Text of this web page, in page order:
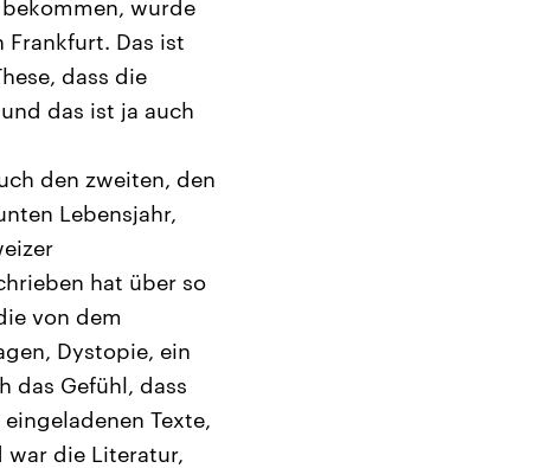
wurde
Frankfurt. Das ist
dass die
das ist ja auch
den zweiten, den
Lebensjahr,
hat über so
von dem
Dystopie, ein
das Gefühl, dass
Texte,
war die Literatur,